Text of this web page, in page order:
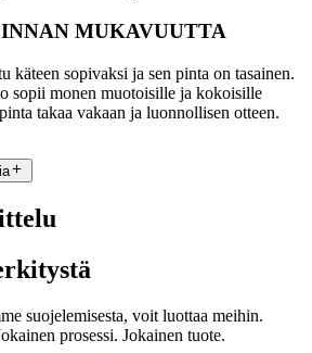
MUKAVUUTTA
käteen sopivaksi ja sen pinta on tasainen.
sopii monen muotoisille ja kokoisille
takaa vakaan ja luonnollisen otteen.
suojelemisesta, voit luottaa meihin.
prosessi. Jokainen tuote.